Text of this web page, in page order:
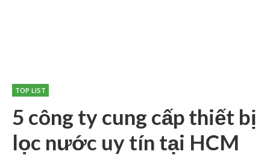
TOP LIST
5 công ty cung cấp thiết bị
lọc nước uy tín tại HCM